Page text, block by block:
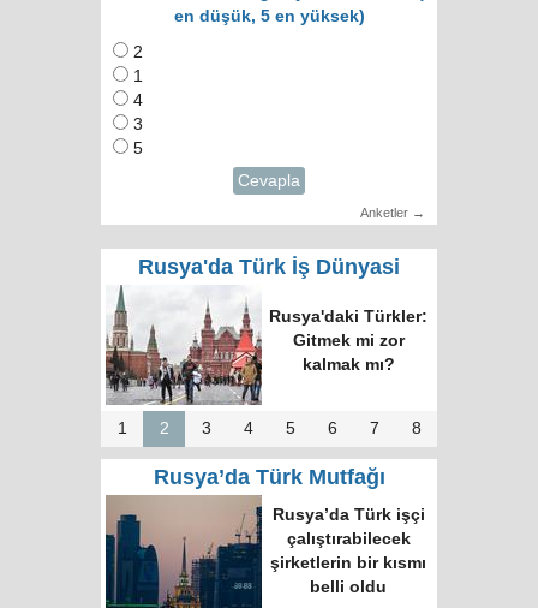
en düşük, 5 en yüksek)
2
1
4
3
5
Cevapla
Anketler →
Rusya'da Türk İş Dünyasi
Rusya'daki Türkler:
Gitmek mi zor
kalmak mı?
1 2 3 4 5 6 7 8
Rusya’da Türk Mutfağı
Rusya’da Türk işçi
çalıştırabilecek
şirketlerin bir kısmı
belli oldu